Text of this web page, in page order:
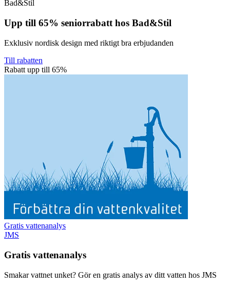
Bad&Stil
Upp till 65% seniorrabatt hos Bad&Stil
Exklusiv nordisk design med riktigt bra erbjudanden
Till rabatten
Rabatt upp till 65%
Gratis vattenanalys
JMS
Gratis vattenanalys
Smakar vattnet unket? Gör en gratis analys av ditt vatten hos JMS